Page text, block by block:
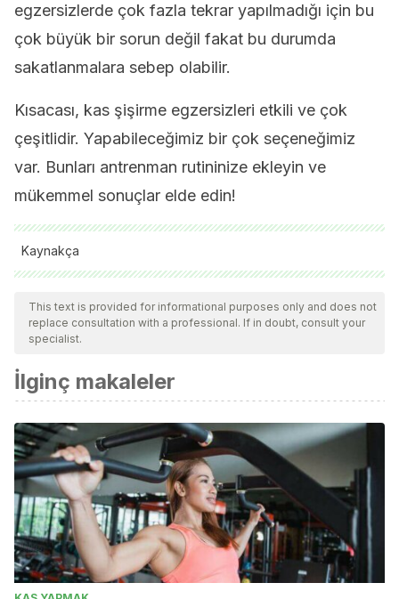
egzersizlerde çok fazla tekrar yapılmadığı için bu
çok büyük bir sorun değil fakat bu durumda
sakatlanmalara sebep olabilir.
Kısacası, kas şişirme egzersizleri etkili ve çok
çeşitlidir. Yapabileceğimiz bir çok seçeneğimiz
var. Bunları antrenman rutininize ekleyin ve
mükemmel sonuçlar elde edin!
Kaynakça
Velocidad y rango de movimiento en el fortalecimiento de
músculos posturales. Estudio preliminar. Archivos de
This text is provided for informational purposes only and does not
replace consultation with a professional. If in doubt, consult your
specialist.
İlginç makaleler